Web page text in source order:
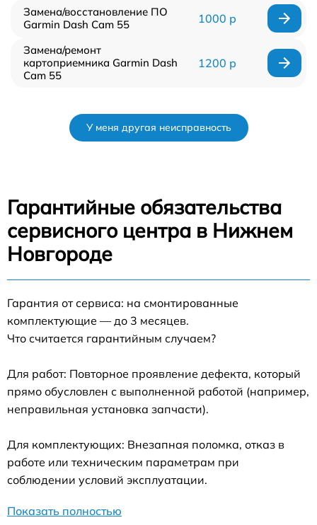
Замена/восстановление ПО
Garmin Dash Cam 55
1000 р
Замена/ремонт
картоприемника Garmin Dash
Cam 55
1200 р
У меня другая неисправность
Гарантийные обязательства
сервисного центра в Нижнем
Новгороде
Гарантия от сервиса: на смонтированные
комплектующие — до 3 месяцев.
Что считается гарантийным случаем?
Для работ: Повторное проявление дефекта, который
прямо обусловлен с выполненной работой (например,
неправильная установка запчасти).
Для комплектующих: Внезапная поломка, отказ в
работе или техническим параметрам при
соблюдении условий эксплуатации.
Показать полностью